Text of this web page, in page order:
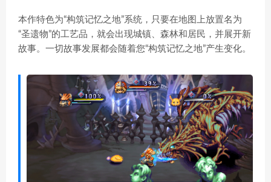
本作特色为“构筑记忆之地”系统，只要在地图上放置名为
“圣遗物”的工艺品，就会出现城镇、森林和居民，并展开新
故事。一切故事发展都会随着您“构筑记忆之地”产生变化。